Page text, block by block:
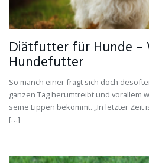
Diätfutter für Hunde –
Hundefutter
So manch einer fragt sich doch
ganzen Tag herumtreibt und vorallem
seine Lippen bekommt. „In letzter Zeit
[…]